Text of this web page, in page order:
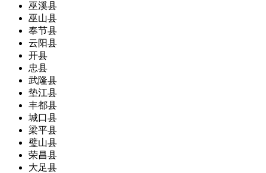
巫溪县
巫山县
奉节县
云阳县
开县
忠县
武隆县
垫江县
丰都县
城口县
梁平县
璧山县
荣昌县
大足县